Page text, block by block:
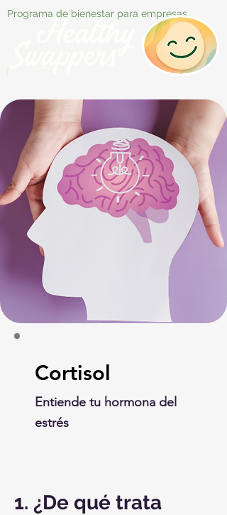
Programa de bienestar para empresas
Cortisol
Entiende tu hormona del
estrés
1. ¿De qué trata